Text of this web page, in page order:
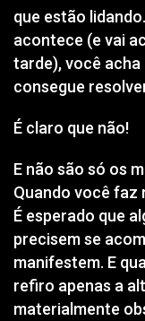
que estão
acontece (e vai
tarde), você acha
consegue
É claro que não!
E não são só os
Quando você faz
É esperado que
precisem se
manifestem. E
refiro apenas a
materialmente